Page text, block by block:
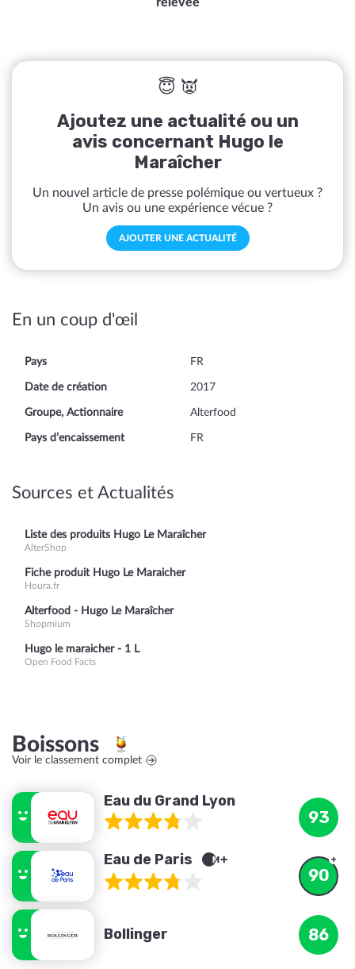
😇 👿
Ajoutez une actualité ou un
avis concernant Hugo le
Maraîcher
Un nouvel article de presse polémique ou vertueux ?
Un avis ou une expérience vécue ?
AJOUTER UNE ACTUALITÉ
En un coup d'œil
Pays FR
Date de création 2017
Groupe, Actionnaire Alterfood
Pays d’encaissement FR
Sources et Actualités
Liste des produits Hugo Le Maraîcher
AlterShop
Fiche produit Hugo Le Maraicher
Houra.fr
Alterfood - Hugo Le Maraîcher
Shopmium
Hugo le maraicher - 1 L
Open Food Facts
Boissons
Voir le classement complet
Eau du Grand Lyon
93
Eau de Paris
90
Bollinger 86